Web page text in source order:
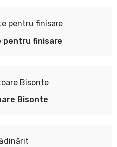
pentru finisare
Bisonte